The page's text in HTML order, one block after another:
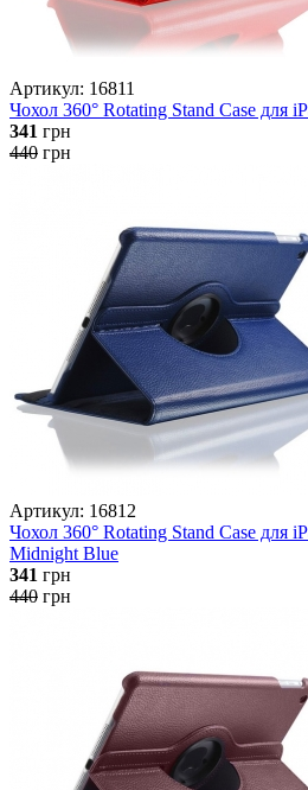
Артикул: 16811
Чохол 360° Rotating Stand Case для
341 грн
440 грн
Артикул: 16812
Чохол 360° Rotating Stand Case для
Midnight Blue
341 грн
440 грн